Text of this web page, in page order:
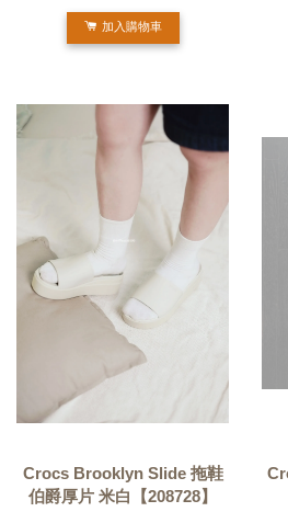
加入購物車
Crocs Brooklyn Slide 拖鞋
伯爵厚片 米白【208728】